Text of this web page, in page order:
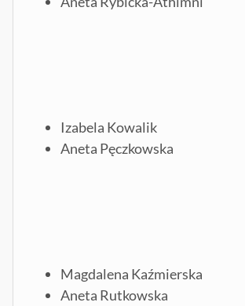
Izabela Kowalik
Aneta Pęczkowska
Magdalena Kaźmierska
Aneta Rutkowska